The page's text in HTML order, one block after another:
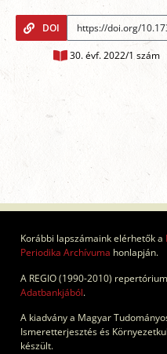
DOI
30. évf. 2022/1 szám
Korábbi lapszámaink elérhetők a
Periodika Archívuma honlapján.
A REGIO (1990-2010)
Adatbankjából.
A kiadvány a Magyar
Ismeretterjesztés és
készült.